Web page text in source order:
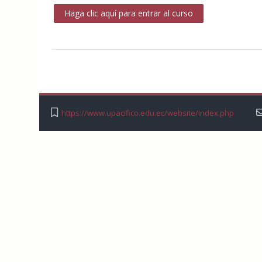
Haga clic aquí para entrar al curso
https://www.upacifico.edu.ec/website/index.php